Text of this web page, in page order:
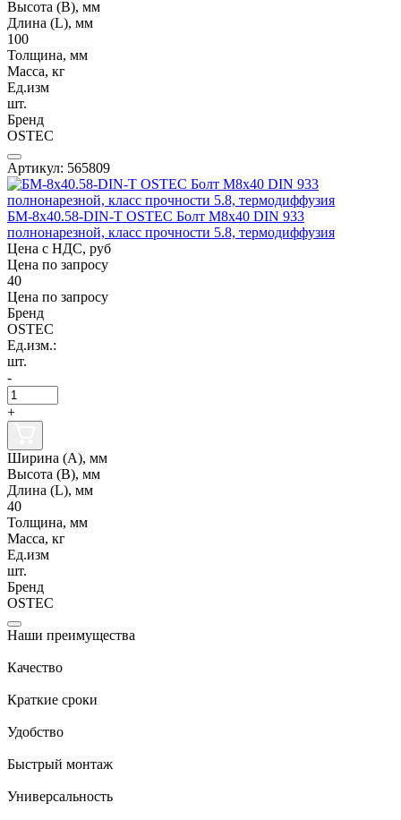
Высота (В), мм
Длина (L), мм
100
Толщина, мм
Масса, кг
Ед.изм
шт.
Бренд
OSTEC
Артикул: 565809
БМ-8х40.58-DIN-Т OSTEC Болт М8х40 DIN 933
полнонарезной, класс прочности 5.8, термодиффузия
Цена с НДС, руб
Цена по запросу
40
Цена по запросу
Бренд
OSTEC
Ед.изм.:
шт.
-
+
Ширина (А), мм
Высота (В), мм
Длина (L), мм
40
Толщина, мм
Масса, кг
Ед.изм
шт.
Бренд
OSTEC
Наши преимущества
Качество
Краткие сроки
Удобство
Быстрый монтаж
Универсальность